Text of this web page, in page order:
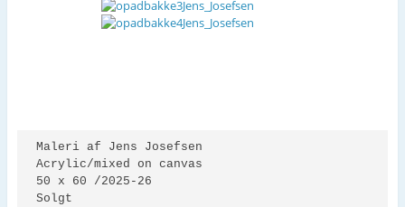
Maleri af Jens Josefsen
Acrylic/mixed on canvas
50 x 60 /2025-26
Solgt